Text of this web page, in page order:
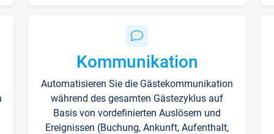
Kommunikation
Automatisieren Sie die Gästekommunikation
während des gesamten Gästezyklus auf
Basis von vordefinierten Auslösern und
Ereignissen (Buchung, Ankunft, Aufenthalt,